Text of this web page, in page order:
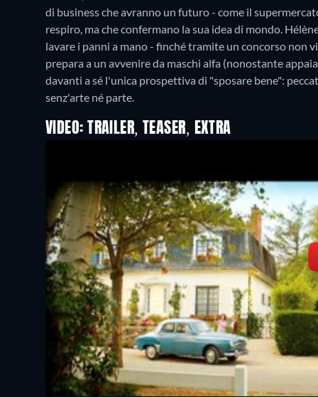
di business che avranno un futuro - come il
respiro, ma che confermano la sua idea di mondo.
lavare i panni a mano - finché tramite un concorso non
prepara a un avvenire da maschi alfa (nonostante
davanti a sé l'unica prospettiva di "sposare bene":
senz'arte né parte.
VIDEO: TRAILER, TEASER, EXTRA